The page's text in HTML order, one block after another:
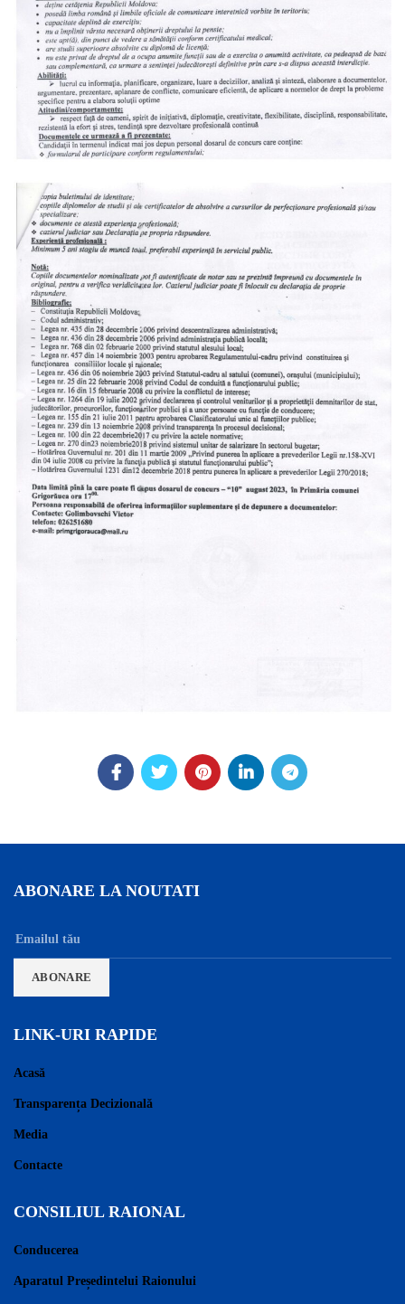
ABONARE LA NOUTATI
LINK-URI RAPIDE
Acasă
Transparența Decizională
Media
Contacte
CONSILIUL RAIONAL
Conducerea
Aparatul Președintelui Raionului